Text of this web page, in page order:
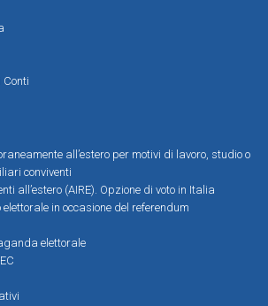
Conti
all’estero per motivi di lavoro, studio o
conviventi
all’estero (AIRE). Opzione di voto in Italia
in occasione del referendum
elettorale